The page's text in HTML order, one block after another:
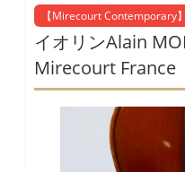
【Mirecourt Contemporary】
イオリンAlain
Mirecourt France